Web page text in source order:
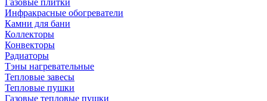
Газовые плитки
Инфракрасные обогреватели
Камни для бани
Коллекторы
Конвекторы
Радиаторы
Тэны нагревательные
Тепловые завесы
Тепловые пушки
Газовые тепловые пушки